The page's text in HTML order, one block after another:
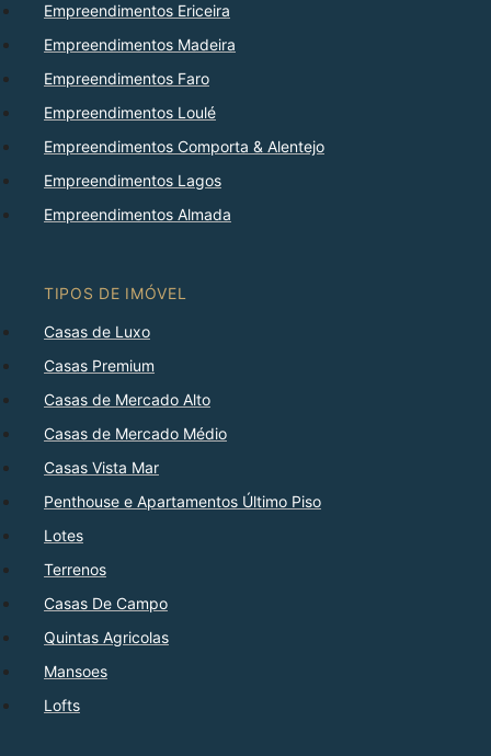
Empreendimentos Ericeira
Empreendimentos Madeira
Empreendimentos Faro
Empreendimentos Loulé
Empreendimentos Comporta & Alentejo
Empreendimentos Lagos
Empreendimentos Almada
TIPOS DE IMÓVEL
Casas de Luxo
Casas Premium
Casas de Mercado Alto
Casas de Mercado Médio
Casas Vista Mar
Penthouse e Apartamentos Último Piso
Lotes
Terrenos
Casas De Campo
Quintas Agricolas
Mansoes
Lofts